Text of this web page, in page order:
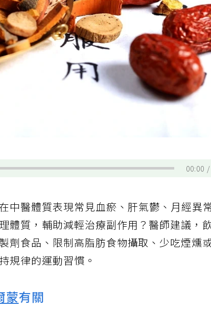
00:00
中醫體質表現常見血瘀、肝氣鬱、月經異
體質，輔助減輕治療副作用？醫師建議，
劑食品、限制高脂肪食物攝取、少吃煙燻
規律的運動習慣。
蒙有關